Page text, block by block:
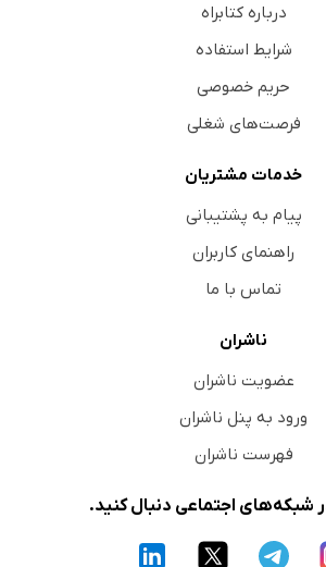
درباره کتابراه
شرایط استفاده
حریم خصوصی
فرصت‌های شغلی
خدمات مشتریان
پیام به پشتیبانی
راهنمای کاربران
تماس با ما
ناشران
عضویت ناشران
ورود به پنل ناشران
فهرست ناشران
در شبکه‌های اجتماعی دنبال کنید.